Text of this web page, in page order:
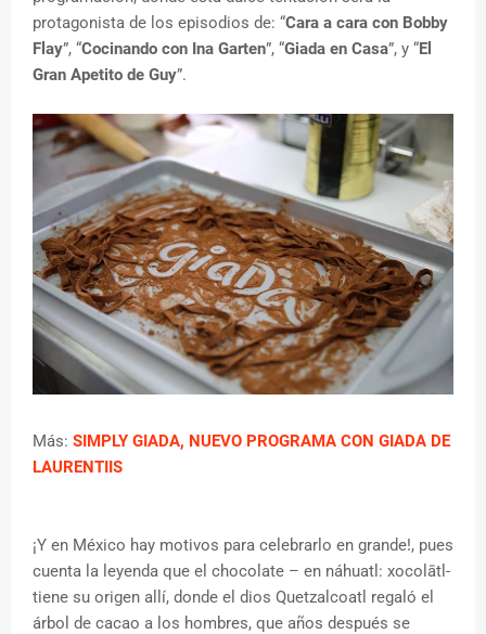
protagonista de los episodios de: “Cara a cara con Bobby
Flay”, “Cocinando con Ina Garten”, “Giada en Casa”, y “El
Gran Apetito de Guy”.
Más: SIMPLY GIADA, NUEVO PROGRAMA CON GIADA DE
LAURENTIIS
¡Y en México hay motivos para celebrarlo en grande!, pues
cuenta la leyenda que el chocolate – en náhuatl: xocolātl-
tiene su origen allí, donde el dios Quetzalcoatl regaló el
árbol de cacao a los hombres, que años después se